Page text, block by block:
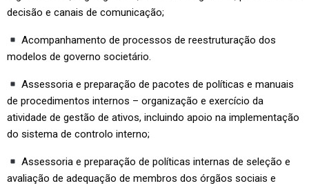
decisão e canais de comunicação;
Acompanhamento de processos de reestruturação dos
modelos de governo societário.
Assessoria e preparação de pacotes de políticas e manuais
de procedimentos internos – organização e exercício da
atividade de gestão de ativos, incluindo apoio na implementação
do sistema de controlo interno;
Assessoria e preparação de políticas internas de seleção e
avaliação de adequação de membros dos órgãos sociais e